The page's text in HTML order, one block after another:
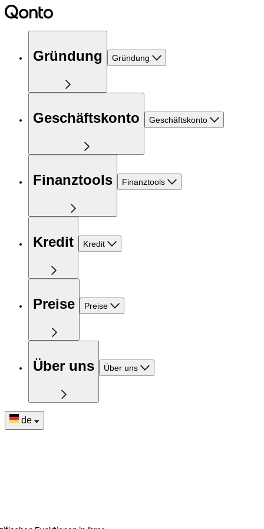
Gründung Gründung
Geschäftskonto Geschäftskonto
Finanztools Finanztools
Kredit Kredit
Preise Preise
Über uns Über uns
de